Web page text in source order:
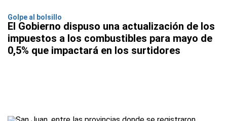
Golpe al bolsillo
El Gobierno dispuso una actualización de los
impuestos a los combustibles para mayo de
0,5% que impactará en los surtidores